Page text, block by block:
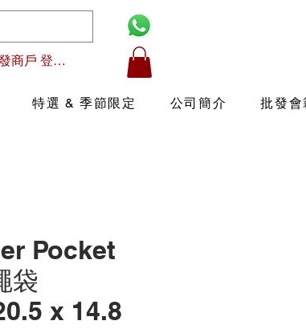
批發商戶 登入/註冊
特選 & 季節限定 公司簡介 批發會
Pocket
袋
x 14.8